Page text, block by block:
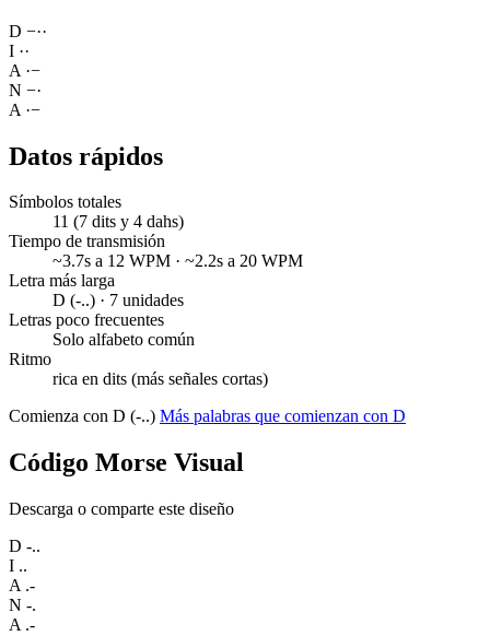
D −··
I ··
A ·−
N −·
A ·−
Datos rápidos
Símbolos totales
11 (7 dits y 4 dahs)
Tiempo de transmisión
~3.7s a 12 WPM · ~2.2s a 20 WPM
Letra más larga
D (-..) · 7 unidades
Letras poco frecuentes
Solo alfabeto común
Ritmo
rica en dits (más señales cortas)
Comienza con D (-..) Más palabras que comienzan con D
Código Morse Visual
Descarga o comparte este diseño
D -..
I ..
A .-
N -.
A .-